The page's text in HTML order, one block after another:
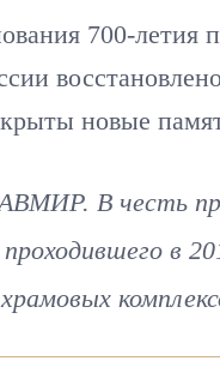
700-летия
новые
В честь
в